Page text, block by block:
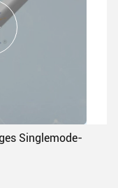
Singlemode-